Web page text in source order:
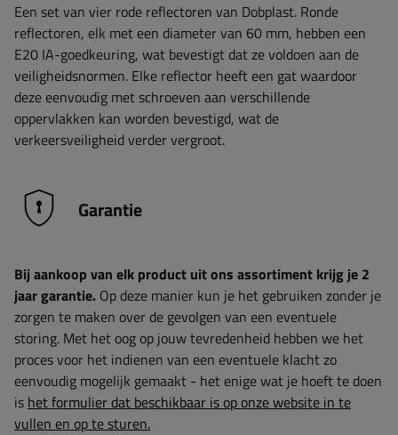
Een set van vier rode reflectoren van Dobplast. Ronde
reflectoren, elk met een diameter van 60 mm, hebben een
E20 IA-goedkeuring, wat bevestigt dat ze voldoen aan de
veiligheidsnormen. Elke reflector heeft een gat waardoor
deze eenvoudig met schroeven aan verschillende
oppervlakken kan worden bevestigd, wat de
verkeersveiligheid verder vergroot.
Garantie
Bij aankoop van elk product uit ons assortiment krijg je 2
jaar garantie. Op deze manier kun je het gebruiken zonder je
zorgen te maken over de gevolgen van een eventuele
storing. Met het oog op jouw tevredenheid hebben we het
proces voor het indienen van een eventuele klacht zo
eenvoudig mogelijk gemaakt - het enige wat je hoeft te doen
is het formulier dat beschikbaar is op onze website in te
vullen en op te sturen.